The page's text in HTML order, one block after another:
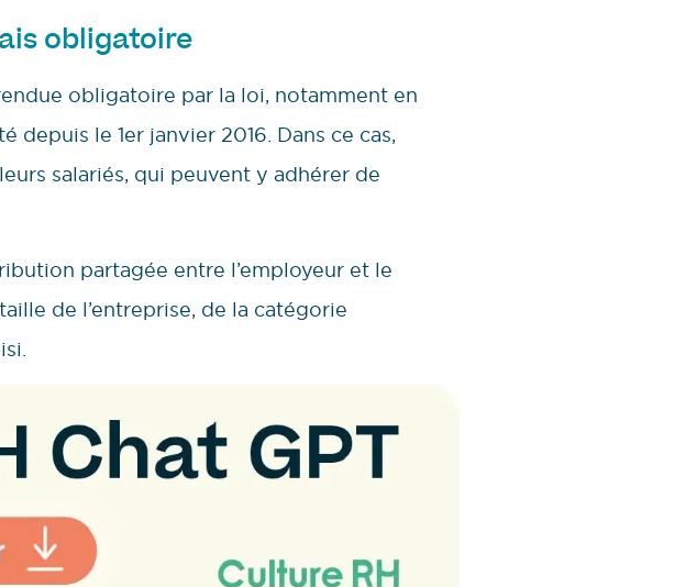
obligatoire
obligatoire par la loi, notamment en
le 1er janvier 2016. Dans ce cas,
salariés, qui peuvent y adhérer de
partagée entre l’employeur et le
de l’entreprise, de la catégorie